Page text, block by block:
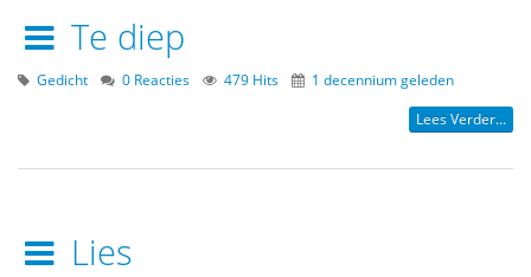
Te diep
Gedicht 0 Reacties 479 Hits 1 decennium geleden
Lees Verder...
Lies